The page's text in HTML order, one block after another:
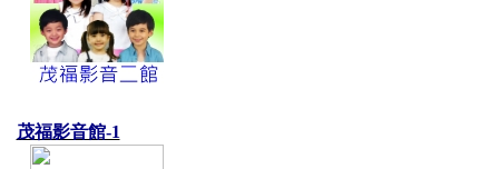
茂福影音館-1